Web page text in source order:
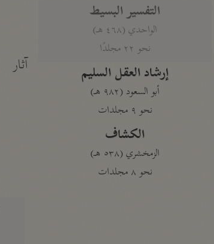
التفسير البسيط
الواحدي (٤٦٨ هـ)
نحو ٢٢ مجلدًا
إرشاد العقل السليم
أبو السعود (٩٨٢ هـ)
نحو ٩ مجلدات
الكشاف
الزمخشري (٥٣٨ هـ)
نحو ٨ مجلدات
آثار